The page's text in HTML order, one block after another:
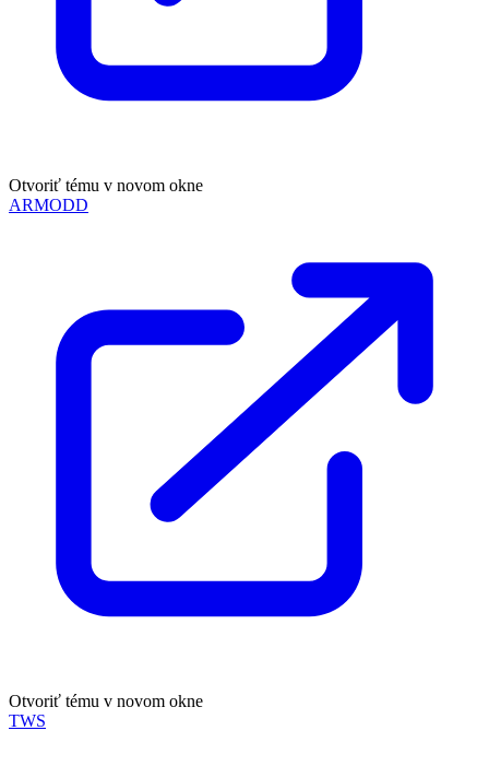
Otvoriť tému v novom okne
ARMODD
Otvoriť tému v novom okne
TWS